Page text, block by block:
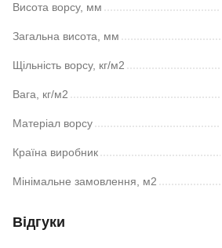
Висота ворсу, мм
Загальна висота, мм
Щільність ворсу, кг/м2
Вага, кг/м2
Матеріал ворсу
Країна виробник
Мінімальне замовлення, м2
Відгуки